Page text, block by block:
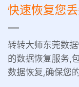
快速恢复您
转转大师东莞数
的数据恢复服务,
数据恢复,确保您